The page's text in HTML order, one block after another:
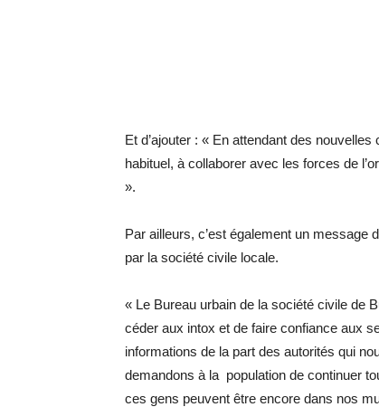
Et d’ajouter : « En attendant des
habituel, à collaborer avec les forces de
».
Par ailleurs, c’est également un message
par la société civile locale.
« Le Bureau urbain de la société civile de
céder aux intox et de faire confiance aux
informations de la part des autorités qui
demandons à la population de continuer
ces gens peuvent être encore dans nos